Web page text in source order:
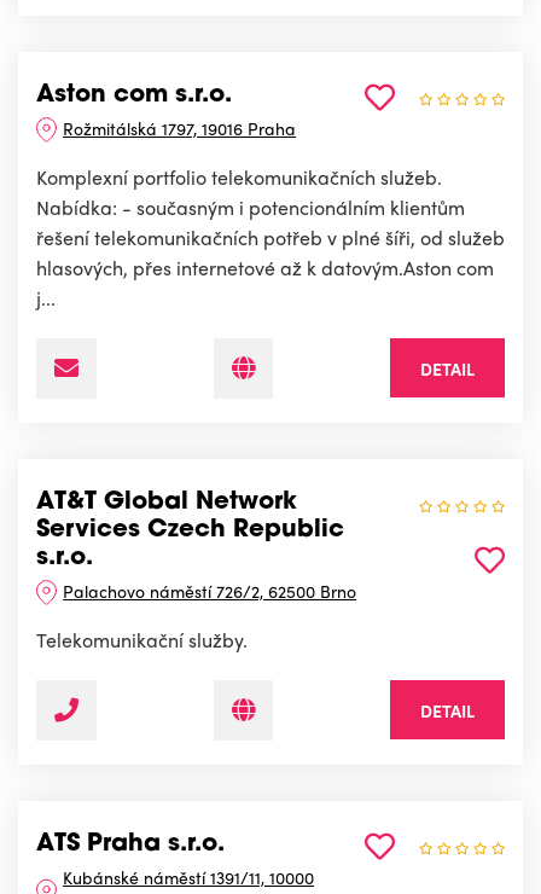
Aston com s.r.o.
Rožmitálská 1797, 19016 Praha
Komplexní portfolio telekomunikačních služeb.
Nabídka: - současným i potencionálním klientům
řešení telekomunikačních potřeb v plné šíři, od služeb
hlasových, přes internetové až k datovým.Aston com
j...
DETAIL
AT&T Global Network
Services Czech Republic
s.r.o.
Palachovo náměstí 726/2, 62500 Brno
Telekomunikační služby.
DETAIL
ATS Praha s.r.o.
Kubánské náměstí 1391/11, 10000